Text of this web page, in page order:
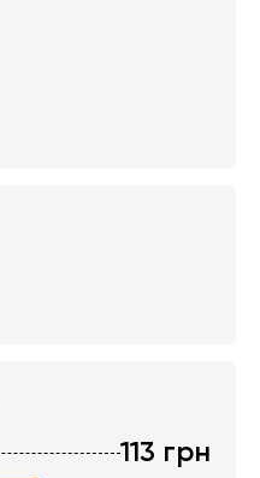
113 грн